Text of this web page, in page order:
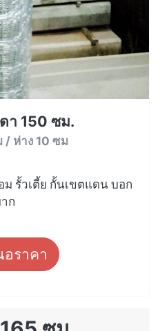
า 150 ซม.
/ ห่าง 10 ซม
รั้วเตี้ย กั้นเขตแดน บอก
ก
ราคา